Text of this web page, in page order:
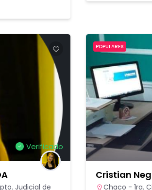
Verificado
Judicial de
POPULARES
Cristian
Chaco - 1ra.